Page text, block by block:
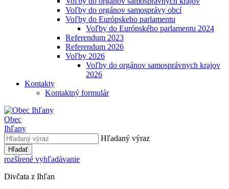
Voľby do orgánov samosprávy obcí
Voľby do Európskeho parlamentu
Voľby do Európského parlamentu 2024
Referendum 2023
Referendum 2026
Voľby 2026
Voľby do orgánov samosprávnych krajov
2026
Kontakty
Kontaktný formulár
Obec
Ihľany
Hľadaný výraz
Hľadať
rozšírené vyhľadávanie
Divčata z Ihľan